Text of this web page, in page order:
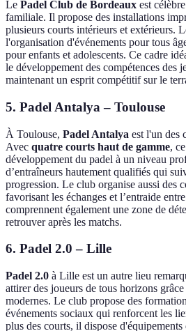
Le Padel Club de Bordeaux est
familiale. Il propose des installations
plusieurs courts intérieurs et extérieurs.
l'organisation d'événements pour tous
pour enfants et adolescents. Ce cadre
le développement des compétences des
maintenant un esprit compétitif sur le
5. Padel Antalya – Toulouse
À Toulouse, Padel Antalya est l'un des
Avec quatre courts haut de gamme,
développement du padel à un niveau
d’entraîneurs hautement qualifiés qui
progression. Le club organise aussi des
favorisant les échanges et l’entraide
comprennent également une zone de
retrouver après les matchs.
6. Padel 2.0 – Lille
Padel 2.0 à Lille est un autre lieu
attirer des joueurs de tous horizons
modernes. Le club propose des
événements sociaux qui renforcent les
plus des courts, il dispose